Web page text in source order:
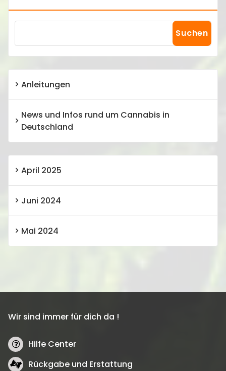
Suchen
Anleitungen
News und Infos rund um Cannabis in
Deutschland
April 2025
Juni 2024
Mai 2024
Wir sind immer für dich da !
Hilfe Center
Rückgabe und Erstattung